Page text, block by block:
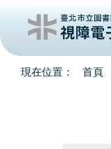
首頁